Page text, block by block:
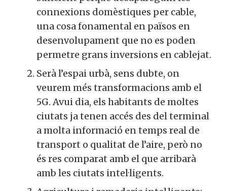
connexions domèstiques per cable,
una cosa fonamental en països en
desenvolupament que no es poden
permetre grans inversions en cablejat.
Serà l’espai urbà, sens dubte, on
veurem més transformacions amb el
5G. Avui dia, els habitants de moltes
ciutats ja tenen accés des del terminal
a molta informació en temps real de
transport o qualitat de l’aire, però no
és res comparat amb el que arribarà
amb les ciutats intel·ligents.